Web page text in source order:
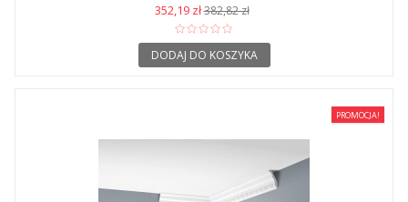
352,19 zł382,82 zł
DODAJ DO KOSZYKA
PROMOCJA!